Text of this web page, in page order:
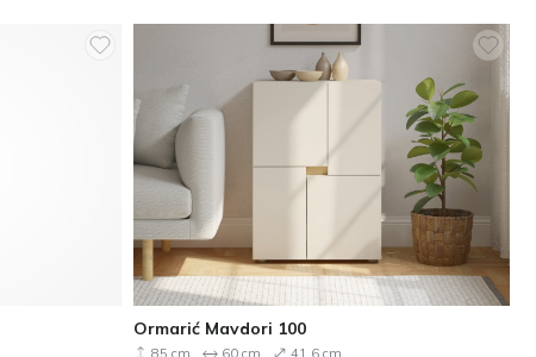
Ormarić Mavdori 100
85 cm 60 cm 41.6 cm